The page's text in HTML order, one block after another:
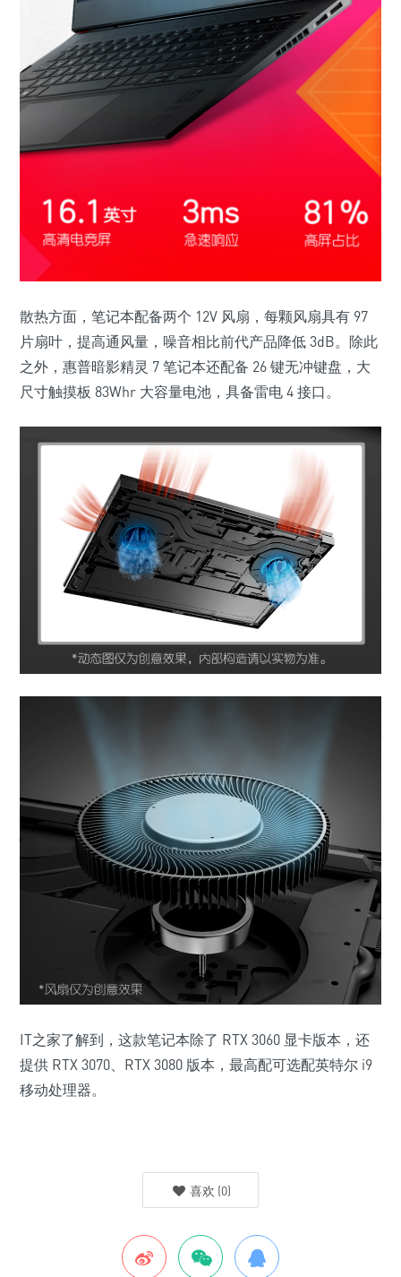
散热方面，笔记本配备两个 12V 风扇，每颗风扇具有 97
片扇叶，提高通风量，噪音相比前代产品降低 3dB。除此
之外，惠普暗影精灵 7 笔记本还配备 26 键无冲键盘，大
尺寸触摸板 83Whr 大容量电池，具备雷电 4 接口。
IT之家了解到，这款笔记本除了 RTX 3060 显卡版本，还
提供 RTX 3070、RTX 3080 版本，最高配可选配英特尔 i9
移动处理器。
喜欢 (0)